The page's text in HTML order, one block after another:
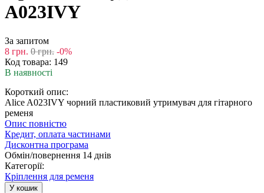
A023IVY
За запитом
8 грн. 0 грн. -0%
Код товара: 149
В наявності
Короткий опис:
Alice A023IVY чорний пластиковий утримувач для гітарного
ременя
Опис повністю
Кредит, оплата частинами
Дисконтна програма
Обмін/повернення 14 днів
Категорії:
Кріплення для ременя
У кошик